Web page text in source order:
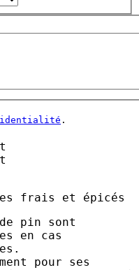
.
frais et épicés
pin sont
en cas
pour ses